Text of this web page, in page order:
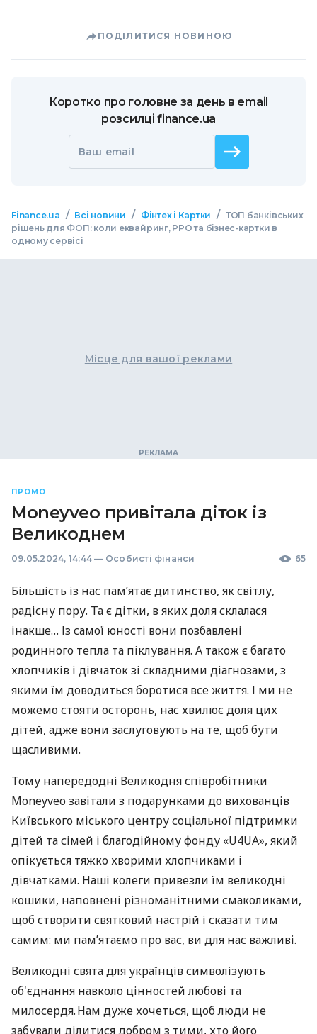
ПОДІЛИТИСЯ НОВИНОЮ
Коротко про головне за день в email
розсилці finance.ua
Ваш email
Finance.ua / Всі новини / Фінтех і Картки / ТОП банківських
рішень для ФОП: коли еквайринг, РРО та бізнес-картки в
одному сервісі
Місце для вашої реклами
ПРОМО
Moneyveo привітала діток із
Великоднем
09.05.2024, 14:44 — Особисті фінанси 65
Більшість із нас пам’ятає дитинство, як світлу,
радісну пору. Та є дітки, в яких доля склалася
інакше… Із самої юності вони позбавлені
родинного тепла та піклування. А також є багато
хлопчиків і дівчаток зі складними діагнозами, з
якими їм доводиться боротися все життя. І ми не
можемо стояти осторонь, нас хвилює доля цих
дітей, адже вони заслуговують на те, щоб бути
щасливими.
Тому напередодні Великодня співробітники
Moneyveo завітали з подарунками до вихованців
Київського міського центру соціальної підтримки
дітей та сімей і благодійному фонду «U4UA», який
опікується тяжко хворими хлопчиками і
дівчатками. Наші колеги привезли їм великодні
кошики, наповнені різноманітними смаколиками,
щоб створити святковий настрій і сказати тим
самим: ми пам’ятаємо про вас, ви для нас важливі.
Великодні свята для українців символізують
об'єднання навколо цінностей любові та
милосердя. Нам дуже хочеться, щоб люди не
забували ділитися добром з тими, хто його